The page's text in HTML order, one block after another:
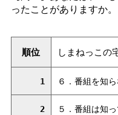
ったことがありますか。
順位 しまねっこの
1 ６．番組を知
2 ５．番組は知